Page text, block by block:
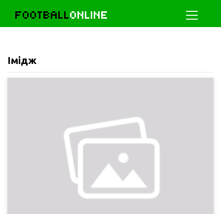
FOOTBALLONLINE
Імідж